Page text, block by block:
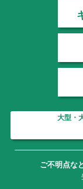
大型・
ご不明点な